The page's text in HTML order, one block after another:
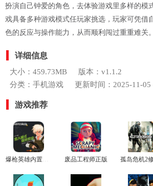
扮演自己钟爱的角色，去体验游戏里多样的模
戏具备多种游戏模式任玩家挑选，玩家可凭借
色的反应与操作能力，从而顺利闯过重重难关。
详细信息
大小：459.73MB
版本：v1.1.2
分类：手机游戏
更新时间：2025-11-05
游戏推荐
废品工程师正版